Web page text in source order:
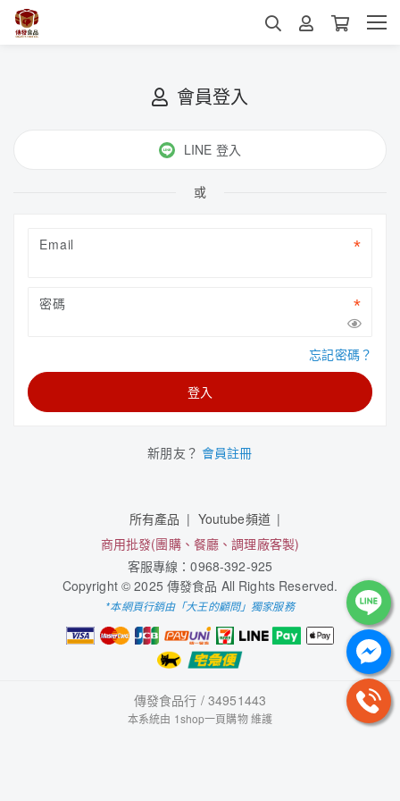
會員登入
LINE 登入
或
Email
密碼
忘記密碼？
登入
新朋友？ 會員註冊
所有產品
Youtube頻道
商用批發(團購、餐廳、調理廠客製)
客服專線：0968-392-925
Copyright © 2025 傳發食品 All Rights Reserved.
*本網頁行銷由「大王的顧問」獨家服務
傳發食品行 / 34951443
本系統由 1shop一頁購物維護